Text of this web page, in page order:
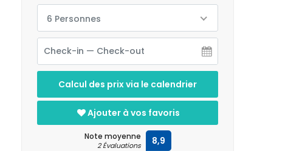
6 Personnes
Calcul des prix via le calendrier
Ajouter à vos favoris
Note moyenne
2 Évaluations 8,9